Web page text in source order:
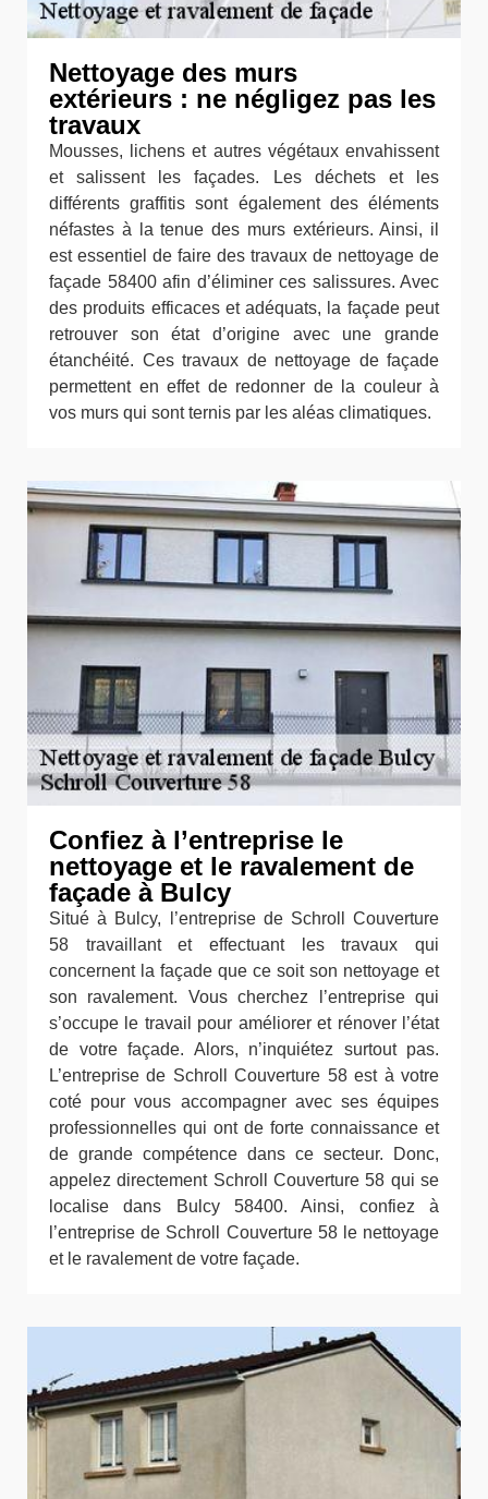
Nettoyage des murs
extérieurs : ne négligez pas les
travaux
Mousses, lichens et autres végétaux envahissent
et salissent les façades. Les déchets et les
différents graffitis sont également des éléments
néfastes à la tenue des murs extérieurs. Ainsi, il
est essentiel de faire des travaux de nettoyage de
façade 58400 afin d’éliminer ces salissures. Avec
des produits efficaces et adéquats, la façade peut
retrouver son état d’origine avec une grande
étanchéité. Ces travaux de nettoyage de façade
permettent en effet de redonner de la couleur à
vos murs qui sont ternis par les aléas climatiques.
Confiez à l’entreprise le
nettoyage et le ravalement de
façade à Bulcy
Situé à Bulcy, l’entreprise de Schroll Couverture
58 travaillant et effectuant les travaux qui
concernent la façade que ce soit son nettoyage et
son ravalement. Vous cherchez l’entreprise qui
s’occupe le travail pour améliorer et rénover l’état
de votre façade. Alors, n’inquiétez surtout pas.
L’entreprise de Schroll Couverture 58 est à votre
coté pour vous accompagner avec ses équipes
professionnelles qui ont de forte connaissance et
de grande compétence dans ce secteur. Donc,
appelez directement Schroll Couverture 58 qui se
localise dans Bulcy 58400. Ainsi, confiez à
l’entreprise de Schroll Couverture 58 le nettoyage
et le ravalement de votre façade.